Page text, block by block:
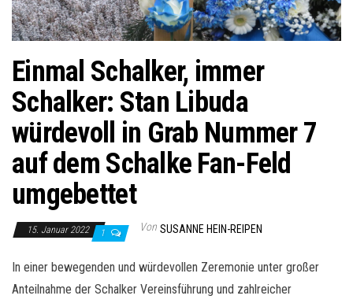
Einmal Schalker, immer
Schalker: Stan Libuda
würdevoll in Grab Nummer 7
auf dem Schalke Fan-Feld
umgebettet
15. Januar 2022 1 Von SUSANNE HEIN-REIPEN
In einer bewegenden und würdevollen Zeremonie unter großer
Anteilnahme der Schalker Vereinsführung und zahlreicher